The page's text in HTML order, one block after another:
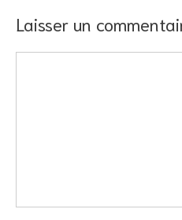
Laisser un